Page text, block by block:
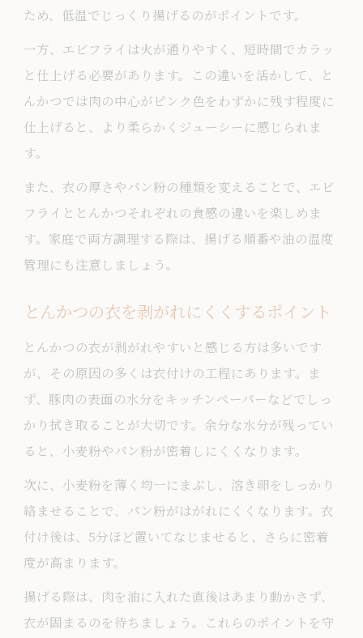
ため、低温でじっくり揚げるのがポイントです。
一方、エビフライは火が通りやすく、短時間でカラッ
と仕上げる必要があります。この違いを活かして、と
んかつでは肉の中心がピンク色をわずかに残す程度に
仕上げると、より柔らかくジューシーに感じられま
す。
また、衣の厚さやパン粉の種類を変えることで、エビ
フライととんかつそれぞれの食感の違いを楽しめま
す。家庭で両方調理する際は、揚げる順番や油の温度
管理にも注意しましょう。
とんかつの衣を剥がれにくくするポイント
とんかつの衣が剥がれやすいと感じる方は多いです
が、その原因の多くは衣付けの工程にあります。ま
ず、豚肉の表面の水分をキッチンペーパーなどでしっ
かり拭き取ることが大切です。余分な水分が残ってい
ると、小麦粉やパン粉が密着しにくくなります。
次に、小麦粉を薄く均一にまぶし、溶き卵をしっかり
絡ませることで、パン粉がはがれにくくなります。衣
付け後は、5分ほど置いてなじませると、さらに密着
度が高まります。
揚げる際は、肉を油に入れた直後はあまり動かさず、
衣が固まるのを待ちましょう。これらのポイントを守